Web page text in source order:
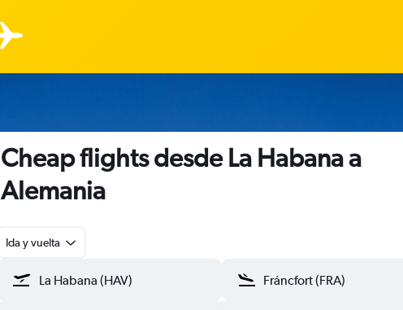
Cheap flights desde La Habana a
Alemania
Ida y vuelta